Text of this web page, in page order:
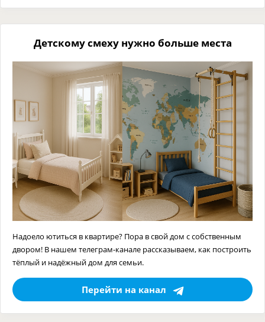
Детскому смеху нужно больше места
Надоело ютиться в квартире? Пора в свой дом с собственным
двором! В нашем телеграм-канале рассказываем, как построить
тёплый и надёжный дом для семьи.
Перейти на канал